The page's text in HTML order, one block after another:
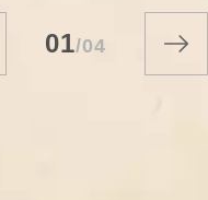
01/04